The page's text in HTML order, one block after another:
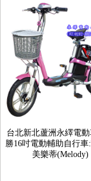
台北新北蘆洲永繹電動
美樂蒂(Melody)